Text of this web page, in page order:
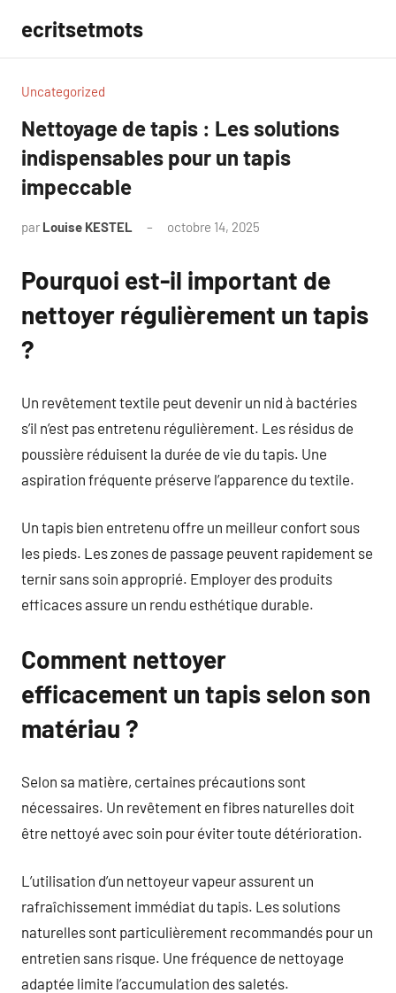
contenu
ecritsetmots
Uncategorized
Nettoyage de tapis : Les solutions
indispensables pour un tapis
impeccable
par Louise KESTEL octobre 14, 2025
Pourquoi est-il important de
nettoyer régulièrement un tapis
?
Un revêtement textile peut devenir un nid à bactéries
s’il n’est pas entretenu régulièrement. Les résidus de
poussière réduisent la durée de vie du tapis. Une
aspiration fréquente préserve l’apparence du textile.
Un tapis bien entretenu offre un meilleur confort sous
les pieds. Les zones de passage peuvent rapidement se
ternir sans soin approprié. Employer des produits
efficaces assure un rendu esthétique durable.
Comment nettoyer
efficacement un tapis selon son
matériau ?
Selon sa matière, certaines précautions sont
nécessaires. Un revêtement en fibres naturelles doit
être nettoyé avec soin pour éviter toute détérioration.
L’utilisation d’un nettoyeur vapeur assurent un
rafraîchissement immédiat du tapis. Les solutions
naturelles sont particulièrement recommandés pour un
entretien sans risque. Une fréquence de nettoyage
adaptée limite l’accumulation des saletés.